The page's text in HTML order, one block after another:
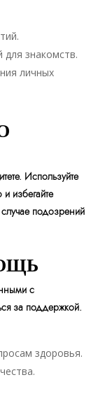
для знакомств.
личных
Используйте
избегайте
подозрений
с
за поддержкой.
здоровья.